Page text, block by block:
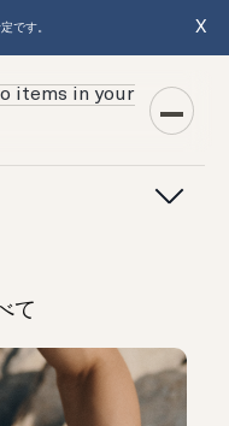
です。 X
items in your
て